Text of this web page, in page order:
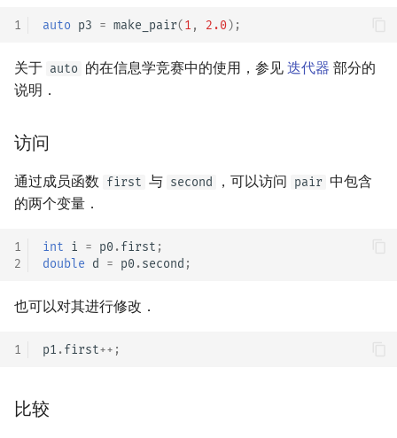
Lyndon 分解
Main–Lorentz 算法
高次剩余 & 单位根
数论分块
序理论
杨氏矩阵
动态树
析合树
霍夫曼树
平面图
弦图
图的匹配
Prüfer 序列
支配树
1 auto p3 = make_pair(1 , 2.0);
关于 auto 的在信息学竞赛中的使用，参见 迭代器 部分的
说明．
访问
通过成员函数 first 与 second ，可以访问 pair 中包含
的两个变量．
1
2
int i = p0 .first ;
double d = p0 .second ;
也可以对其进行修改．
1 p1 .first++ ;
比较